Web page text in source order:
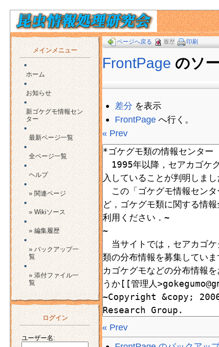
メインメニュー
ホーム
お知らせ
新ゴケグモ情報セン
ター
最新ページ一覧
全ページ一覧
ヘルプ
» 関連ページ
» Wikiソース
» 編集履歴
» バックアップ一
覧
» 添付ファイル一
覧
ログイン
ユーザー名:
ページへ戻る 履歴 印刷
FrontPage のソ
差分 を表示
FrontPage へ行く。
« Prev
« Prev